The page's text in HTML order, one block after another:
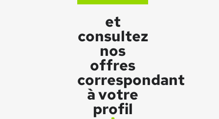
et
consultez
nos
offres
correspondant
à votre
profil